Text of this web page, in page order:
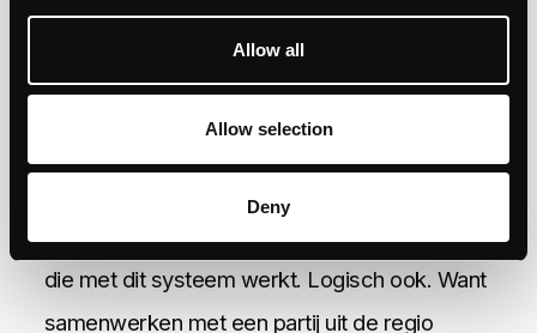
Allow all
Allow selection
Deny
Wat maakt Webflow
Enschede interessant?
waarschijnlijk op zoek naar iemand in de buurt
die met dit systeem werkt. Logisch ook. Want
samenwerken met een partij uit de regio